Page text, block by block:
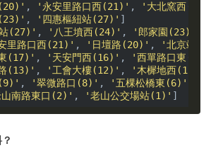
, '永安里路口西(21)' ,
'大北窯西
, '四惠樞紐站(27)'
(27)' , '八王墳西(24)' , '郎家園(23)'
里路口西(21)' , '日壇路(20)' ,
'北京站
(17)' , '天安門西(16)' ,
'西單路口東
(13)' , '工會大樓(12)' , '木樨地西(11)'
, '翠微路口(8)' , '五棵松橋東(6)'
南路東口(2)' , '老山公交場站(1)'